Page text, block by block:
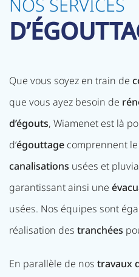
Que vous soyez en train de
que vous ayez besoin de
d’égouts, Wiamenet est là
d’égouttage comprennent le
canalisations usées et
garantissant ainsi une
usées. Nos équipes sont
réalisation des tranchées
En parallèle de nos travaux